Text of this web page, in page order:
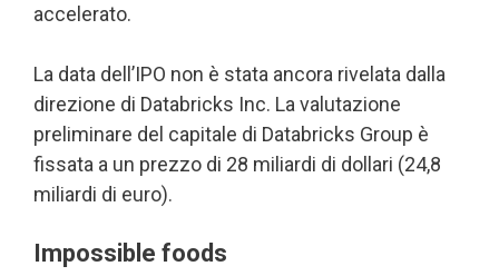
accelerato.
La data dell’IPO non è stata ancora rivelata dalla
direzione di Databricks Inc. La valutazione
preliminare del capitale di Databricks Group è
fissata a un prezzo di 28 miliardi di dollari (24,8
miliardi di euro).
Impossible foods